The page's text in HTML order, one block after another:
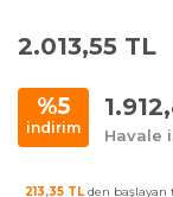
2.013,55 TL
%5
indirim Havale
213,35 TL den başlayan